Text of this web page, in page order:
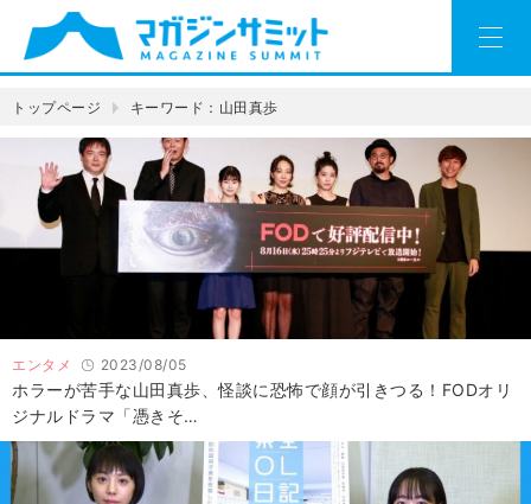
トップページ キーワード：山田真歩
エンタメ 2023/08/05
ホラーが苦手な山田真歩、怪談に恐怖で顔が引きつる！FODオリ
ジナルドラマ「憑きそ…